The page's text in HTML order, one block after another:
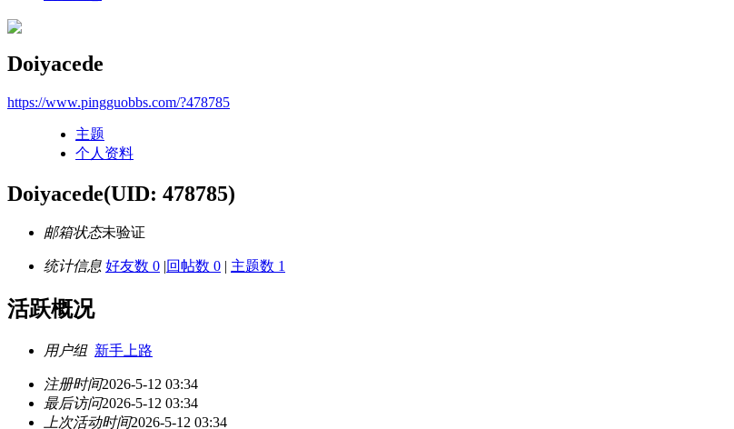
Doiyacede
https://www.pingguobbs.com/?478785
主题
个人资料
Doiyacede(UID: 478785)
邮箱状态未验证
统计信息 好友数 0 |回帖数 0 | 主题数 1
活跃概况
用户组 新手上路
注册时间2026-5-12 03:34
最后访问2026-5-12 03:34
上次活动时间2026-5-12 03:34